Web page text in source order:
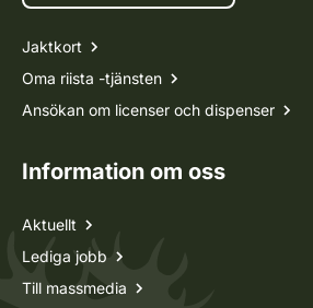
Jaktkort
Oma riista -tjänsten
Ansökan om licenser och dispenser
Information om oss
Aktuellt
Lediga jobb
Till massmedia